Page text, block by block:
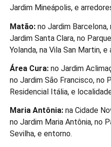
Jardim Mineápolis, e
Matão: no Jardim Barcelona,
Jardim Santa Clara, no
Yolanda, na Vila San Martin, e
Área Cura: no Jardim
no Jardim São Francisco, no
Residencial Itália, e
Maria Antônia: na Cidade
no Jardim Maria Antônia, no
Sevilha, e entorno.